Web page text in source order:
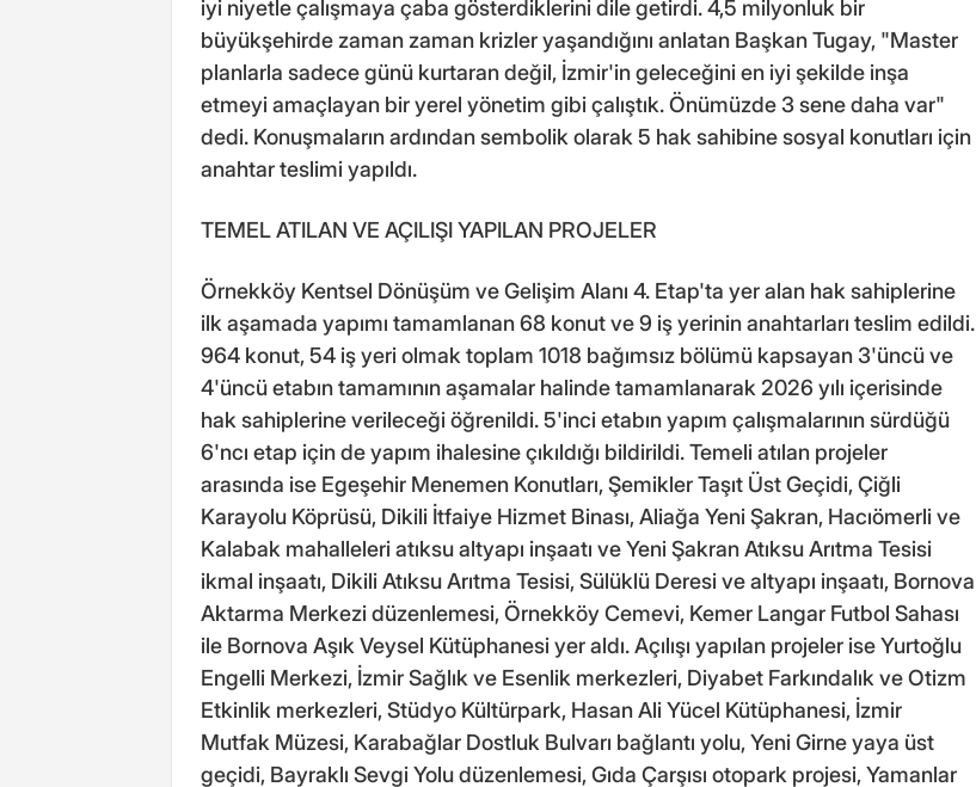
iyi niyetle çalışmaya çaba gösterdiklerini dile getirdi. 4,5 milyonluk bir
büyükşehirde zaman zaman krizler yaşandığını anlatan Başkan Tugay, "Master
planlarla sadece günü kurtaran değil, İzmir'in geleceğini en iyi şekilde inşa
etmeyi amaçlayan bir yerel yönetim gibi çalıştık. Önümüzde 3 sene daha var"
dedi. Konuşmaların ardından sembolik olarak 5 hak sahibine sosyal konutları için
anahtar teslimi yapıldı.
TEMEL ATILAN VE AÇILIŞI YAPILAN PROJELER
Örnekköy Kentsel Dönüşüm ve Gelişim Alanı 4. Etap'ta yer alan hak sahiplerine
ilk aşamada yapımı tamamlanan 68 konut ve 9 iş yerinin anahtarları teslim edildi.
964 konut, 54 iş yeri olmak toplam 1018 bağımsız bölümü kapsayan 3'üncü ve
4'üncü etabın tamamının aşamalar halinde tamamlanarak 2026 yılı içerisinde
hak sahiplerine verileceği öğrenildi. 5'inci etabın yapım çalışmalarının sürdüğü
6'ncı etap için de yapım ihalesine çıkıldığı bildirildi. Temeli atılan projeler
arasında ise Egeşehir Menemen Konutları, Şemikler Taşıt Üst Geçidi, Çiğli
Karayolu Köprüsü, Dikili İtfaiye Hizmet Binası, Aliağa Yeni Şakran, Hacıömerli ve
Kalabak mahalleleri atıksu altyapı inşaatı ve Yeni Şakran Atıksu Arıtma Tesisi
ikmal inşaatı, Dikili Atıksu Arıtma Tesisi, Sülüklü Deresi ve altyapı inşaatı, Bornova
Aktarma Merkezi düzenlemesi, Örnekköy Cemevi, Kemer Langar Futbol Sahası
ile Bornova Aşık Veysel Kütüphanesi yer aldı. Açılışı yapılan projeler ise Yurtoğlu
Engelli Merkezi, İzmir Sağlık ve Esenlik merkezleri, Diyabet Farkındalık ve Otizm
Etkinlik merkezleri, Stüdyo Kültürpark, Hasan Ali Yücel Kütüphanesi, İzmir
Mutfak Müzesi, Karabağlar Dostluk Bulvarı bağlantı yolu, Yeni Girne yaya üst
geçidi, Bayraklı Sevgi Yolu düzenlemesi, Gıda Çarşısı otopark projesi, Yamanlar